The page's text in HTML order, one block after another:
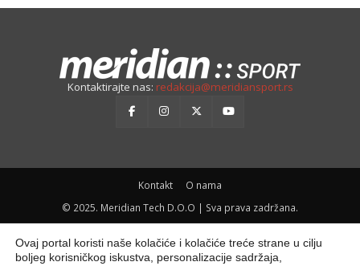
Kontaktirajte nas: redakcija@meridiansport.rs
Kontakt
O nama
© 2025. Meridian Tech D.O.O | Sva prava zadržana.
Ovaj portal koristi naše kolačiće i kolačiće treće strane u cilju
boljeg korisničkog iskustva, personalizacije sadržaja,